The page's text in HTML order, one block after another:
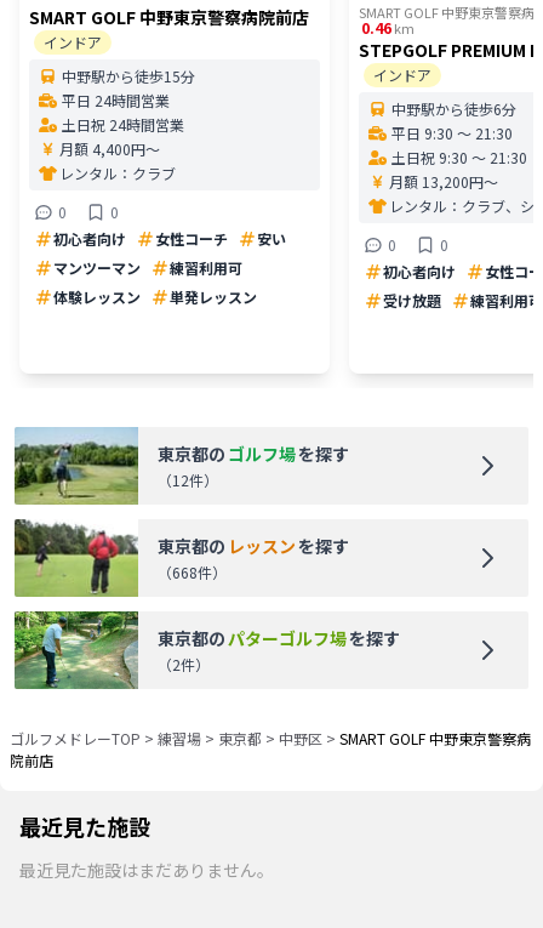
SMART GOLF 中野東京警察病院前店
インドア
中野駅から徒歩15分
平日 24時間営業
土日祝 24時間営業
月額 4,400円〜
レンタル： クラブ
0
0
初心者向け
女性コーチ
安い
マンツーマン
練習利用可
体験レッスン
単発レッスン
SMART GOLF 中野東京警察病
0.46km
STEPGOLF PREMIUM
インドア
中野駅から徒歩6分
平日 9:30 〜 21:30
土日祝 9:30 〜 21:30
月額 13,200円〜
レンタル： クラブ、シ
0
0
初心者向け
女性コ
受け放題
練習利用可
東京都の ゴルフ場を探す
（12件）
東京都の レッスンを探す
（668件）
東京都の パターゴルフ場を探す
（2件）
ゴルフメドレーTOP > 練習場 > 東京都 > 中野区 > SMART GOLF 中野東京警察病
院前店
最近見た施設
最近見た施設はまだありません。